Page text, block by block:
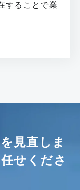
することで業
見直しま
せくださ